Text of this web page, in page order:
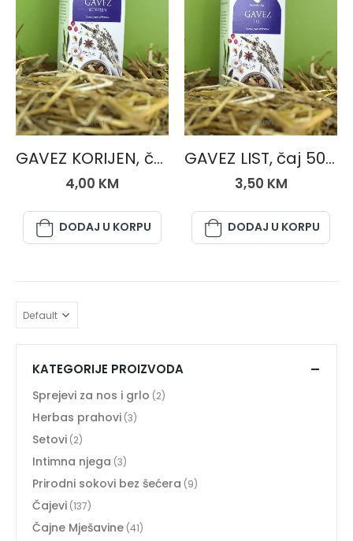
ČAJEVI
GAVEZ KORIJEN, čaj 50 gr.
4,00 KM
DODAJ U KORPU
ČAJEVI
GAVEZ LIST, čaj 50 gr.
3,50 KM
DODAJ U KORPU
KATEGORIJE PROIZVODA
Sprejevi za nos i grlo (2)
Herbas prahovi (3)
Setovi (2)
Intimna njega (3)
Prirodni sokovi bez šećera (9)
Čajevi (137)
Čajne Mješavine (41)